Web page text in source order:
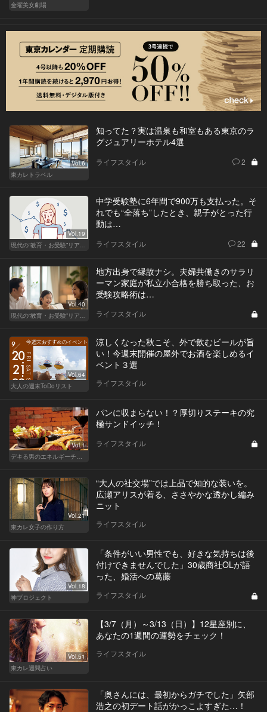
金曜美女劇場
Vol.6
東カレトラベル
知ってた？実は温泉も和室もある東京のラ
グジュアリーホテル4選
ライフスタイル 2
Vol.19
現代の“教育・お受験”リアルドキュメント
中学受験塾に6年間で900万も支払った。そ
れでも“全落ち”したとき、親子がとった行
動は…
ライフスタイル 22
Vol.40
現代の“教育・お受験”リアルドキュメント
地方出身で縁故ナシ。夫婦共働きのサラリ
ーマン家庭が私立小合格を勝ち取った、お
受験攻略術は…
ライフスタイル
Vol.64
大人の週末ToDoリスト
涼しくなった秋こそ、外で飲むビールが旨
い！今週末開催の屋外でお酒を楽しめるイ
ベント３選
ライフスタイル
Vol.1
デキる男のエネルギーチャージ POWER HOTELS ホテルがサンドイッチブームを牽引する！
パンに収まらない！？厚切りステーキの究
極サンドイッチ！
ライフスタイル
Vol.21
東カレ女子の作り方
“大人の社交場”では上品で知的な装いを。
広瀬アリスが着る、ささやかな透かし編み
ニット
ライフスタイル
Vol.18
神プロジェクト
「条件がいい男性でも、好きな気持ちは後
付けできませんでした」30歳商社OLが語
った、婚活への葛藤
ライフスタイル
Vol.51
東カレ週間占い
【3/7（月）～3/13（日）】12星座別に、
あなたの1週間の運勢をチェック！
ライフスタイル
「奥さんには、最初からガチでした」矢部
浩之の初デート話がかっこよすぎた…！